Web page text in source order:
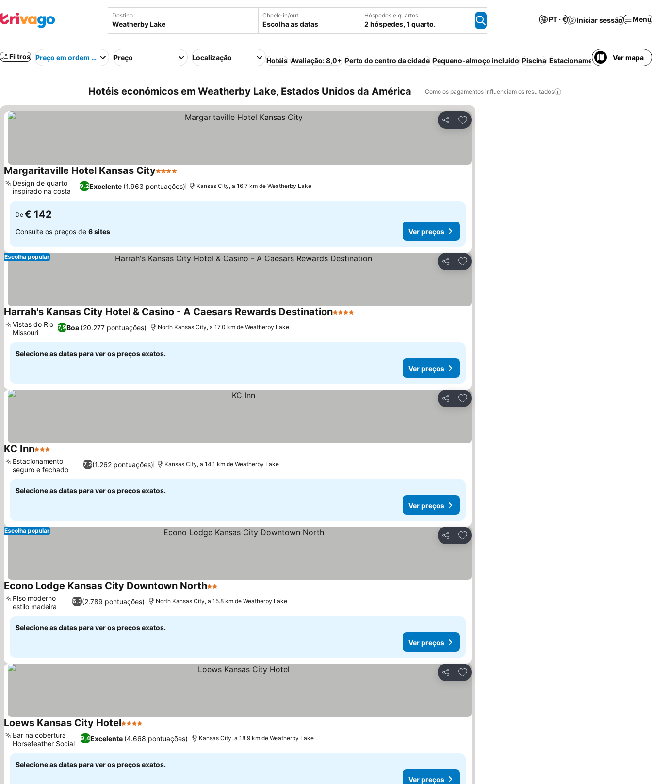
Destino Check-in/out
Escolha as datas
Hóspedes e quartos
2 hóspedes, 1 quarto.
PT · € Iniciar sessão Menu
Filtros Preço em ordem crescentePreço Localização Hotéis Avaliação: 8,0+ Perto do centro da cidade Pequeno-almoço incluído Piscina Estacionamento Ver mapa
Hotéis económicos em Weatherby Lake, Estados Unidos da América Como os pagamentos influenciam os resultados
Partilhar
Adicionar aos favoritos
Margaritaville Hotel Kansas City4 Estrelas
9,2Excelente (1.963 pontuações)
Design de quarto
inspirado na costa
Kansas City, a 16.7 km de Weatherby Lake
De € 142
Consulte os preços de 6 sites Ver preços
Partilhar
Adicionar aos favoritos
Escolha popular
Harrah's Kansas City Hotel & Casino - A Caesars Rewards Destination4 Estrelas
7,9Boa (20.277 pontuações)
Vistas do Rio
Missouri
North Kansas City, a 17.0 km de Weatherby Lake
Selecione as datas para ver os preços exatos.
Ver preços
Partilhar
Adicionar aos favoritos
KC Inn3 Estrelas
7,2(1.262 pontuações)
Estacionamento
seguro e fechado
Kansas City, a 14.1 km de Weatherby Lake
Selecione as datas para ver os preços exatos.
Ver preços
Partilhar
Adicionar aos favoritos
Escolha popular
Econo Lodge Kansas City Downtown North2 Estrelas
6,3(2.789 pontuações)
Piso moderno
estilo madeira
North Kansas City, a 15.8 km de Weatherby Lake
Selecione as datas para ver os preços exatos.
Ver preços
Partilhar
Adicionar aos favoritos
Loews Kansas City Hotel4 Estrelas
9,4Excelente (4.668 pontuações)
Bar na cobertura
Horsefeather Social
Kansas City, a 18.9 km de Weatherby Lake
Selecione as datas para ver os preços exatos.
Ver preços